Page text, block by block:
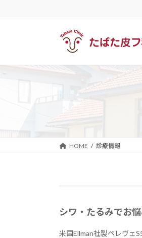
へ
ョ
HOME 診療情報
シワ・たるみでお
米国Ellman社製ペレヴェ